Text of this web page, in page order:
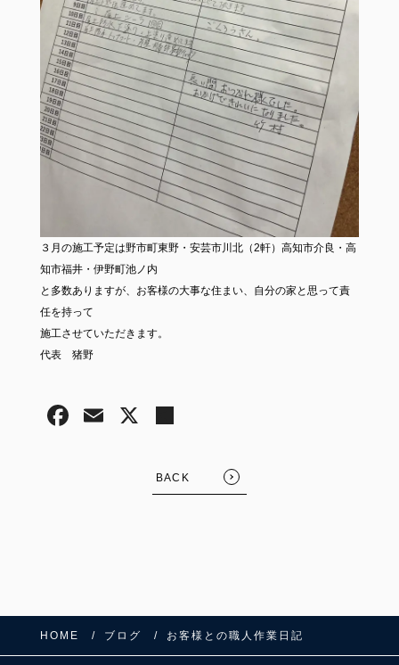
３月の施工予定は野市町東野・安芸市川北（2軒）高知市介良・高
知市福井・伊野町池ノ内
と多数ありますが、お客様の大事な住まい、自分の家と思って責
任を持って
施工させていただきます。
代表 猪野
BACK
HOME ブログ お客様との職人作業日記